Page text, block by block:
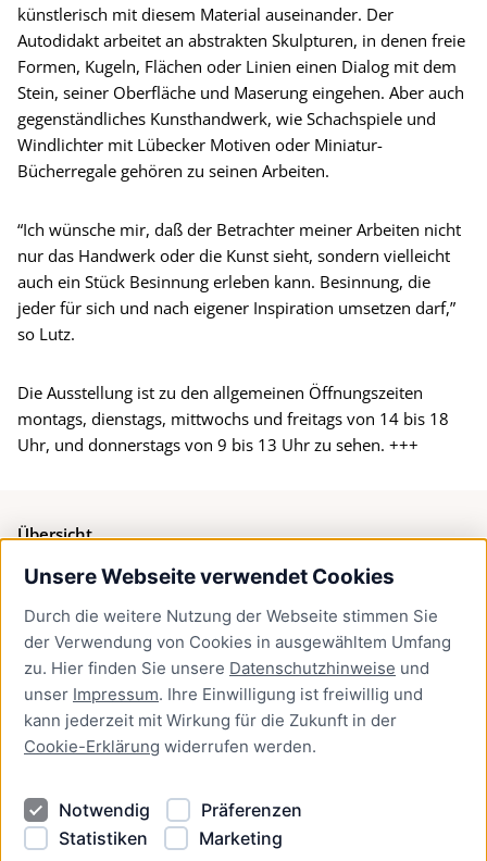
Unsere Webseite verwendet Cookies
Durch die weitere Nutzung der Webseite stimmen Sie
der Verwendung von Cookies in ausgewähltem Umfang
zu. Hier finden Sie unsere Datenschutzhinweise und
unser Impressum. Ihre Einwilligung ist freiwillig und
kann jederzeit mit Wirkung für die Zukunft in der
Cookie-Erklärung widerrufen werden.
Notwendig
Präferenzen
Statistiken
Marketing
künstlerisch mit diesem Material auseinander. Der
Autodidakt arbeitet an abstrakten Skulpturen, in denen freie
Formen, Kugeln, Flächen oder Linien einen Dialog mit dem
Stein, seiner Oberfläche und Maserung eingehen. Aber auch
gegenständliches Kunsthandwerk, wie Schachspiele und
Windlichter mit Lübecker Motiven oder Miniatur-
Bücherregale gehören zu seinen Arbeiten.
“Ich wünsche mir, daß der Betrachter meiner Arbeiten nicht
nur das Handwerk oder die Kunst sieht, sondern vielleicht
auch ein Stück Besinnung erleben kann. Besinnung, die
jeder für sich und nach eigener Inspiration umsetzen darf,”
so Lutz.
Die Ausstellung ist zu den allgemeinen Öffnungszeiten
montags, dienstags, mittwochs und freitags von 14 bis 18
Uhr, und donnerstags von 9 bis 13 Uhr zu sehen. +++
Übersicht
Bürgerservice
Presse
Newsletter Lübeck:kompakt
Kontakt
Kontakt
Datenschutzhinweise
Barrierefreiheit